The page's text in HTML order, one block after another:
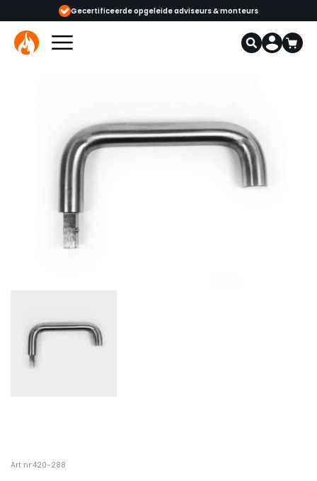
Gecertificeerde opgeleide adviseurs & monteurs 1000+ kachels en
Art nr:420-288